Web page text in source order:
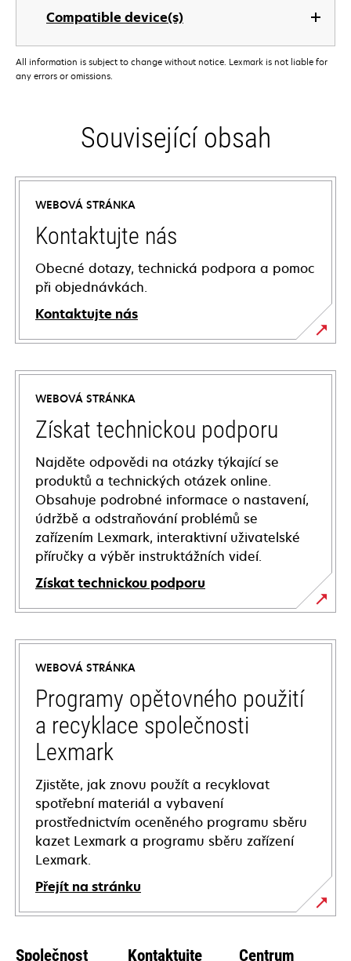
Compatible device(s)
All information is subject to change without notice. Lexmark is not liable for
any errors or omissions.
Související obsah
WEBOVÁ STRÁNKA
Kontaktujte nás
Obecné dotazy, technická podpora a pomoc
při objednávkách.
Kontaktujte nás
WEBOVÁ STRÁNKA
Získat technickou podporu
Najděte odpovědi na otázky týkající se
produktů a technických otázek online.
Obsahuje podrobné informace o nastavení,
údržbě a odstraňování problémů se
zařízením Lexmark, interaktivní uživatelské
příručky a výběr instruktážních videí.
Získat technickou podporu
opens
in
new
tab
WEBOVÁ STRÁNKA
Programy opětovného použití
a recyklace společnosti
Lexmark
Zjistěte, jak znovu použít a recyklovat
spotřební materiál a vybavení
prostřednictvím oceněného programu sběru
kazet Lexmark a programu sběru zařízení
Lexmark.
Přejít na stránku
Společnost Kontaktujte Centrum